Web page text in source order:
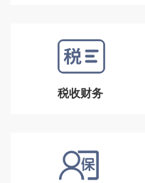
税收财务